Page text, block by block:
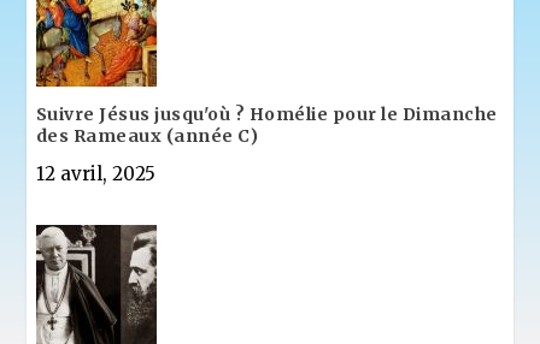
Suivre Jésus jusqu'où ? Homélie pour le Dimanche
des Rameaux (année C)
12 avril, 2025